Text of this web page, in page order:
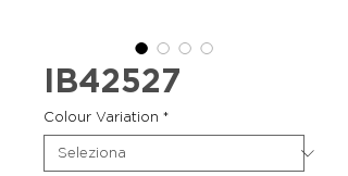
IB42527
Colour Variation *